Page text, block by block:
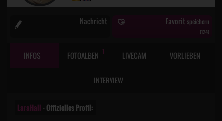
Nachricht Favorit speichern
(124)
INFOS FOTOALBEN 1 LIVECAM VORLIEBEN
INTERVIEW
LaraHall– Offizielles Profil: